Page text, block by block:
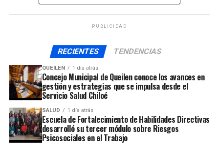
Ministro de Economía anunció empezar a entregar el
bono de ayuda
PUBLICIDAD
RECIENTES TENDENCIAS
QUEILEN 1 día atrás
Concejo Municipal de Queilen conoce los avances en
gestión y estrategias que se impulsa desde el
Servicio Salud Chiloé
SALUD 1 día atrás
Escuela de Fortalecimiento de Habilidades Directivas
desarrolló su tercer módulo sobre Riesgos
Psicosociales en el Trabajo